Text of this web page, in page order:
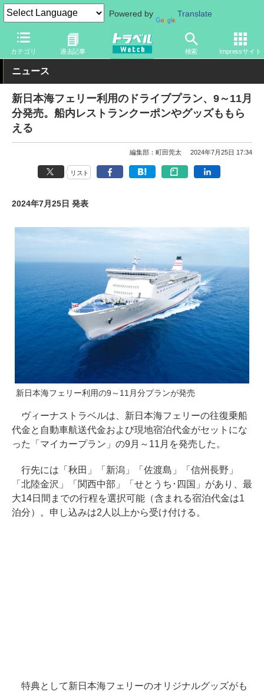
Powered by Translate
カテゴリ 過去記事 検索 Impressサイト
トラベル Watch 旅の方法 船旅 フェリー
ニュース
新日本海フェリー利用のドライブプラン、9～11月
分発売。船内レストランクーポンやグッズももら
える
編集部：町田莞太 2024年7月25日 17:34
リスト
2024年7月25日 発表
新日本海フェリー利用の9～11月分プランが発売
ヴィーナストラベルは、新日本海フェリーの往復乗船
代金と自動車航送代金および現地宿泊代金がセットにな
った「マイカープラン」の9月～11月を発売した。
行先には「秋田」「新潟」「佐渡島」「信州長野」
「北陸金沢」「関西中部」「せとうち･四国」があり、最
大14日間までの行程を選択可能（含まれる宿泊代金は1
泊分）。申し込みは2人以上から受け付ける。
特典として新日本海フェリーのオリジナルグッズがも